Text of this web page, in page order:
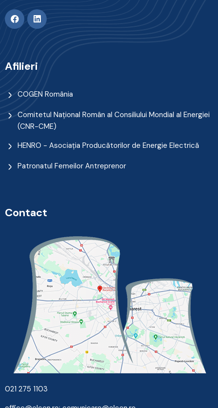
Afilieri
COGEN România
Comitetul Naţional Român al Consiliului Mondial al Energiei
(CNR-CME)
HENRO - Asociația Producătorilor de Energie Electrică
Patronatul Femeilor Antreprenor
Contact
021 275 1103